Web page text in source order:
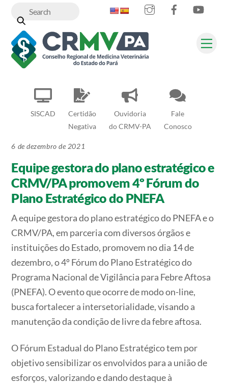
content
SISCAD
Certidão
Negativa
Ouvidoria
do CRMV-PA
Fale
Conosco
InstagramFacebook
6 de dezembro de 2021
Equipe gestora do plano estratégico e
CRMV/PA promovem 4º Fórum do
Plano Estratégico do PNEFA
A equipe gestora do plano estratégico do PNEFA e o
CRMV/PA, em parceria com diversos órgãos e
instituições do Estado, promovem no dia 14 de
dezembro, o 4º Fórum do Plano Estratégico do
Programa Nacional de Vigilância para Febre Aftosa
(PNEFA). O evento que ocorre de modo on-line,
busca fortalecer a intersetorialidade, visando a
manutenção da condição de livre da febre aftosa.
O Fórum Estadual do Plano Estratégico tem por
objetivo sensibilizar os envolvidos para a união de
esforços, valorizando e dando destaque à